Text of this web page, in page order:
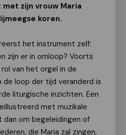
met zijn vrouw Maria
koren.
het instrument zelf:
zijn er in omloop? Voorts
van het orgel in de
de loop der tijd veranderd is
liturgische inzichten. Een
met muzikale
om begeleidingen of
die Maria zal zingen,